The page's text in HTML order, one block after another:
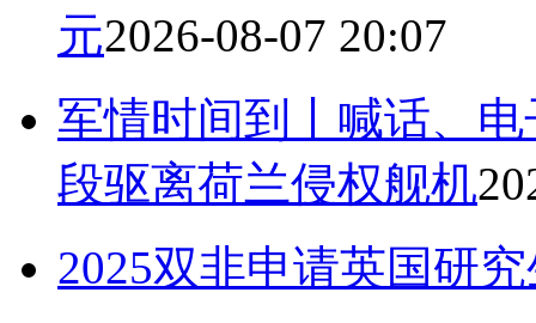
元2026-08-07 20:07
军情时间到丨喊话、
段驱离荷兰侵权舰机
2025双非申请英国研